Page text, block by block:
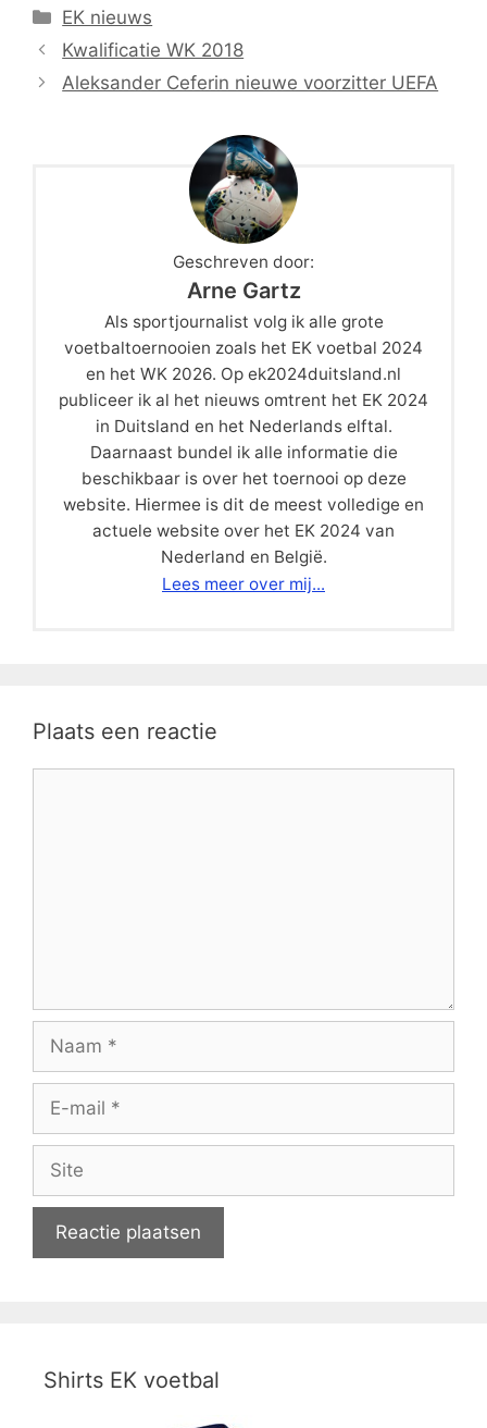
Categorieën
EK nieuws
Kwalificatie WK 2018
Aleksander Ceferin nieuwe voorzitter UEFA
Geschreven door:
Arne Gartz
Als sportjournalist volg ik alle grote
voetbaltoernooien zoals het EK voetbal 2024
en het WK 2026. Op ek2024duitsland.nl
publiceer ik al het nieuws omtrent het EK 2024
in Duitsland en het Nederlands elftal.
Daarnaast bundel ik alle informatie die
beschikbaar is over het toernooi op deze
website. Hiermee is dit de meest volledige en
actuele website over het EK 2024 van
Nederland en België.
Lees meer over mij...
Plaats een reactie
mail
Shirts EK voetbal